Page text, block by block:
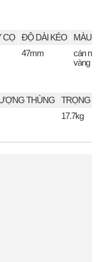
CỌ ĐỘ DÀI KÉO
MÀU
47mm
cán
vàng
THÙNG
TRỌNG
17.7kg